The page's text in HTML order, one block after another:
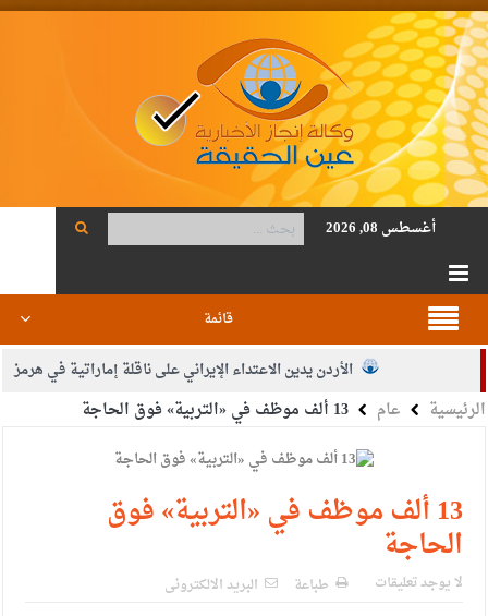
أغسطس 08, 2026
قائمة
الأردن يدين الاعتداء الإيراني على ناقلة إماراتية في هرمز
الصحة: 1257 شهيدا بغزة منذ وقف النار
والدة الزميل أنس المجالي في ذمة الله
حزب التغيير يطلق فعاليات اعمال المدرسة الحزبية..صور
مدير مهرجان جرش.. نهج ميداني يؤمن بلغة الحوار والشراكة
الرئيسية عام 13 ألف موظف في «التربية» فوق الحاجة
13 ألف موظف في «التربية» فوق
الحاجة
لا يوجد تعليقات طباعة البريد الالكترونى